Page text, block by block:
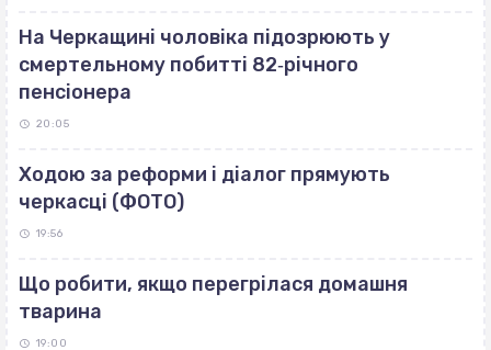
На Черкащині чоловіка підозрюють у
смертельному побитті 82‐річного
пенсіонера
20:05
Ходою за реформи і діалог прямують
черкасці (ФОТО)
19:56
Що робити, якщо перегрілася домашня
тварина
19:00